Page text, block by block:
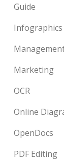
Guide
Infographics
Marketing
OCR
Online
OpenDocs
PDF Editing